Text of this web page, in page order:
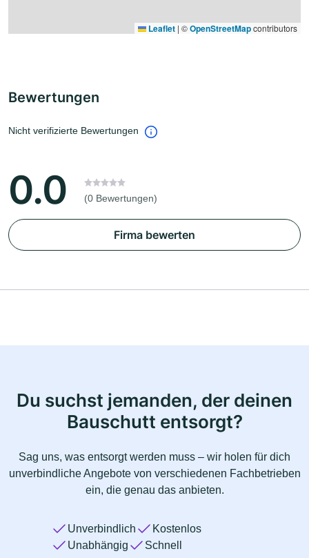
Leaflet | ©OpenStreetMapcontributors
Bewertungen
Nicht verifizierte Bewertungen
0.0 (0 Bewertungen)
Firma bewerten
Du suchst jemanden, der deinen
Bauschutt entsorgt?
Sag uns, was entsorgt werden muss – wir holen für dich
unverbindliche Angebote von verschiedenen Fachbetrieben
ein, die genau das anbieten.
Unverbindlich
Kostenlos
Unabhängig
Schnell